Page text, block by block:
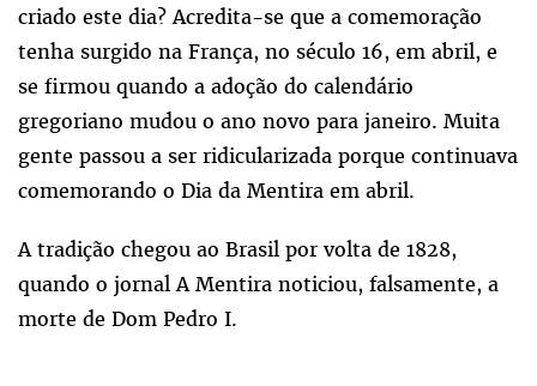
criado este dia? Acredita-se que a comemoração
tenha surgido na França, no século 16, em abril, e
se firmou quando a adoção do calendário
gregoriano mudou o ano novo para janeiro. Muita
gente passou a ser ridicularizada porque continuava
comemorando o Dia da Mentira em abril.
A tradição chegou ao Brasil por volta de 1828,
quando o jornal A Mentira noticiou, falsamente, a
morte de Dom Pedro I.